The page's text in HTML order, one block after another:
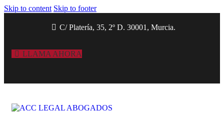
Skip to content Skip to footer
C/ Platería, 35, 2º D. 30001, Murcia.
LLAMA AHORA